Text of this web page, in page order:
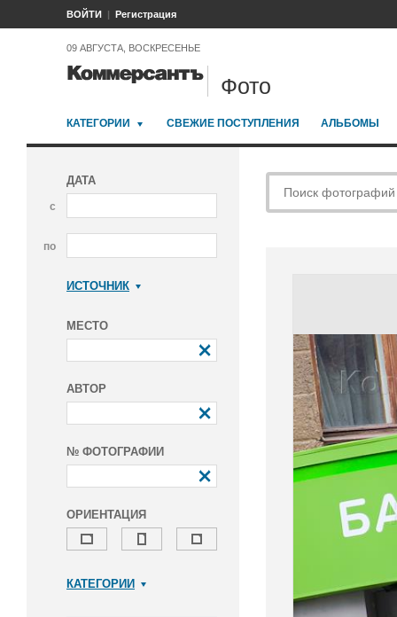
ВОЙТИ Регистрация
09 АВГУСТА, ВОСКРЕСЕНЬЕ
Фото
КАТЕГОРИИ СВЕЖИЕ ПОСТУПЛЕНИЯ АЛЬБОМЫ
ДАТА
с
по
ИСТОЧНИК
МЕСТО
АВТОР
№ ФОТОГРАФИИ
ОРИЕНТАЦИЯ
КАТЕГОРИИ